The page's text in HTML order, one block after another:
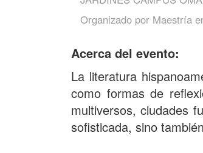
Organizado por Maestría
Acerca del evento:
La literatura
como formas de
multiversos, ciudades
sofisticada, sino